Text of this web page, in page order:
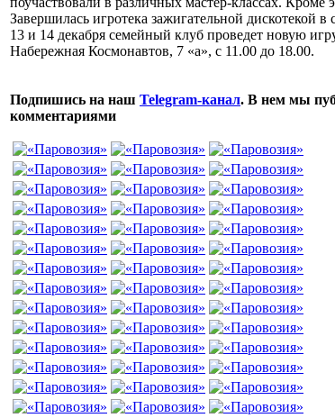
Завершилась игротека зажигательной дискотекой
13 и 14 декабря семейный клуб проведет новую
Набережная Космонавтов, 7 «а», с 11.00 до 18.00.
Подпишись на наш Telegram-канал. В нем мы
комментариями